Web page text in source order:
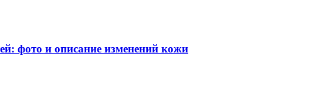
фото и описание изменений кожи